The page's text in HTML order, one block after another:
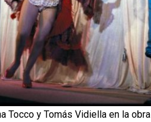
Tocco y Tomás Vidiella en la obra